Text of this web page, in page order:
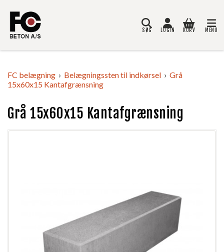
SØG LOGIN KURV MENU
FC belægning Belægningssten til indkørsel
Grå
15x60x15 Kantafgrænsning
Grå 15x60x15 Kantafgrænsning